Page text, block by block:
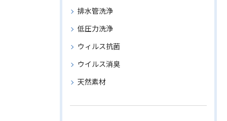
排水管洗浄
低圧力洗浄
ウィルス抗菌
ウイルス消臭
天然素材